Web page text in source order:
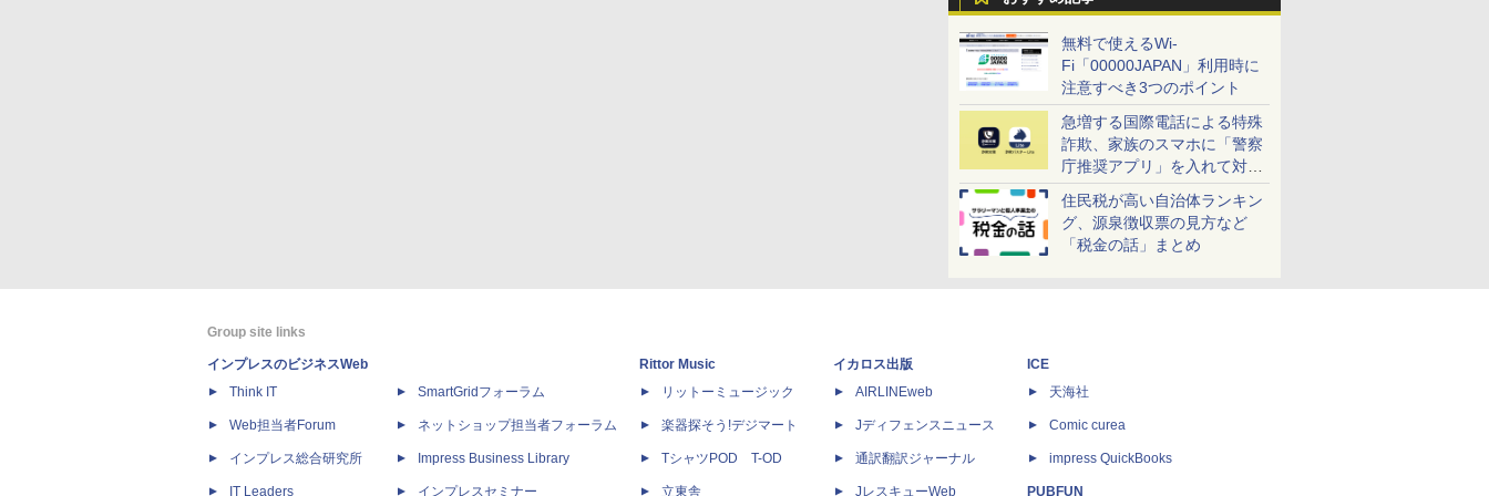
無料で使えるWi-
Fi「00000JAPAN」利用時に
注意すべき3つのポイント
急増する国際電話による特殊
詐欺、家族のスマホに「警察
庁推奨アプリ」を入れて対策
しよう！
住民税が高い自治体ランキン
グ、源泉徴収票の見方など
「税金の話」まとめ
Group site links
インプレスのビジネスWeb
Think IT
Web担当者Forum
インプレス総合研究所
IT Leaders
SmartGridフォーラム
ネットショップ担当者フォーラム
Impress Business Library
インプレスセミナー
Rittor Music
リットーミュージック
楽器探そう!デジマート
TシャツPOD T-OD
立東舎
イカロス出版
AIRLINEweb
Jディフェンスニュース
通訳翻訳ジャーナル
JレスキューWeb
ICE
天海社
Comic curea
impress QuickBooks
PUBFUN